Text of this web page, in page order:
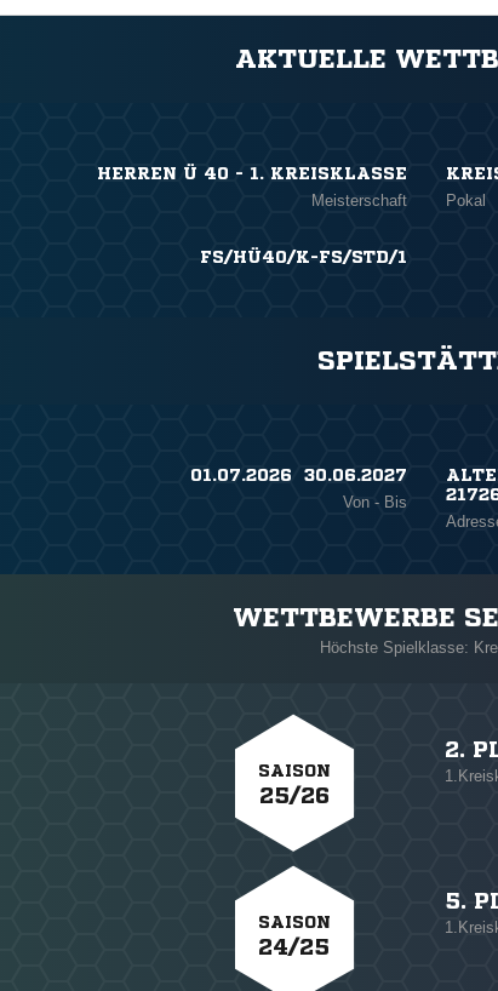
AKTUELLE
HERREN Ü 40 - 1. KREISKLASSE
Meisterschaft Pokal
FS/HÜ40/K-FS/STD/1
01.07.2026 ​ 30.06.2027
Von - Bis
WETTBEWERBE
Höchste Spielklasse:
SAISON
25/26
2.
SAISON
24/25
5.